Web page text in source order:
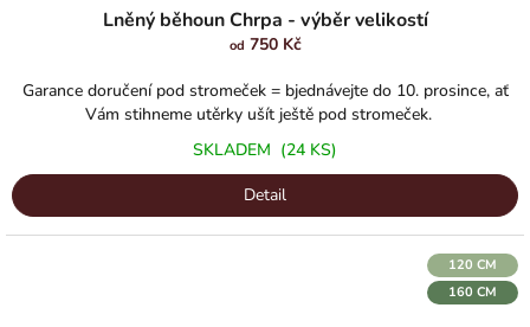
Lněný běhoun Chrpa - výběr velikostí
od 750 Kč
Garance doručení pod stromeček = bjednávejte do 10. prosince, ať
Vám stihneme utěrky ušít ještě pod stromeček.
SKLADEM (24 KS)
Detail
120 CM
160 CM